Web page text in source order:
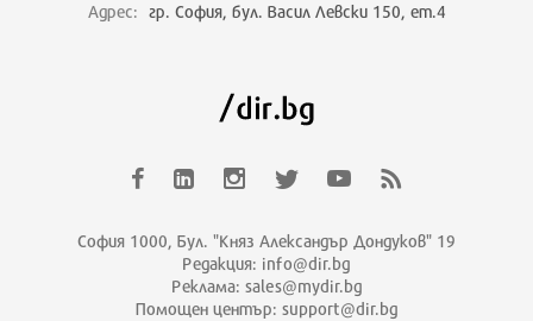
Адрес: гр. София, бул. Васил Левски 150, ет.4
София 1000, Бул. "Княз Александър Дондуков" 19
Редакция: info@dir.bg
Реклама: sales@mydir.bg
Помощен център: support@dir.bg